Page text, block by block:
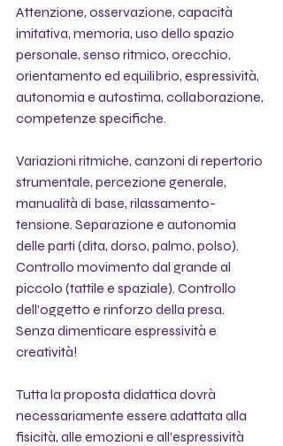
Attenzione, osservazione, capacità
imitativa, memoria, uso dello spazio
personale, senso ritmico, orecchio,
orientamento ed equilibrio, espressività,
autonomia e autostima, collaborazione,
competenze specifiche.
Variazioni ritmiche, canzoni di repertorio
strumentale, percezione generale,
manualità di base, rilassamento-
tensione. Separazione e autonomia
delle parti (dita, dorso, palmo, polso).
Controllo movimento dal grande al
piccolo (tattile e spaziale). Controllo
dell’oggetto e rinforzo della presa.
Senza dimenticare espressività e
creatività!
Tutta la proposta didattica dovrà
necessariamente essere adattata alla
fisicità, alle emozioni e all'espressività